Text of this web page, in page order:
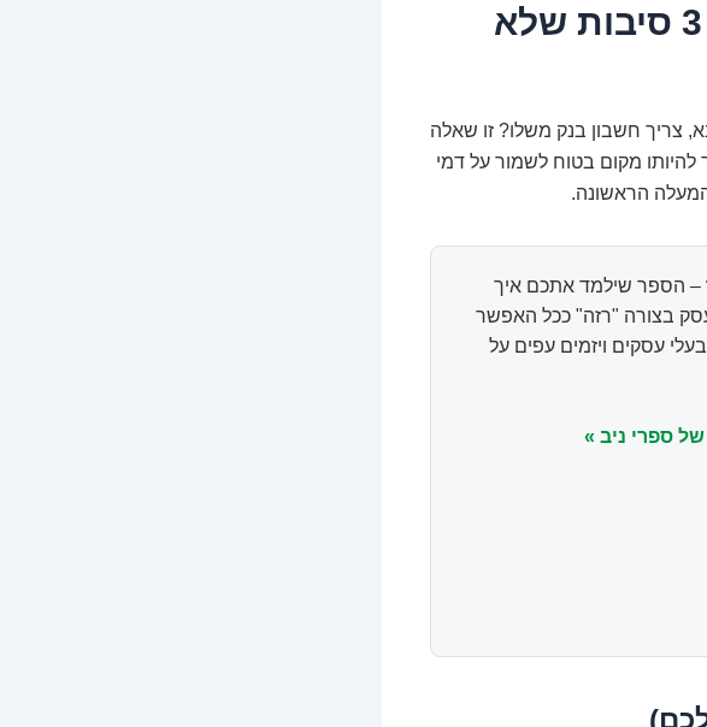
למה לעזאזל חשבון בנק לילד? 3 סיבות שלא
צריך חשבון בנק משלו? זו שאלה
להיותו מקום בטוח לשמור על דמי
הראשונה.
– הספר שילמד אתכם איך
בצורה "רזה" ככל האפשר
עסקים ויזמים עפים על
ספרי ניב »